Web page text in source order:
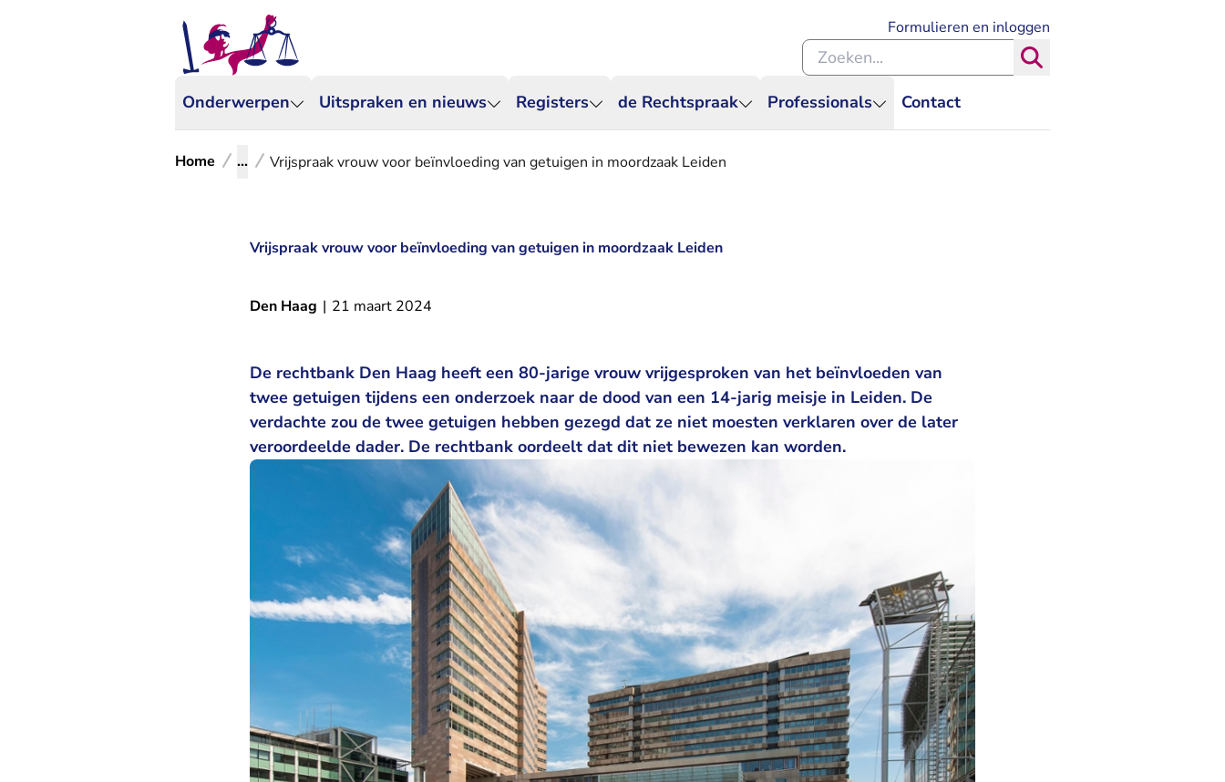
Onderwerpen Uitspraken en nieuws Registers de Rechtspraak Professionals Contact
Formulieren en inloggen
Zoeken binnen de Rechtspraak
Home ... Vrijspraak vrouw voor beïnvloeding van getuigen in moordzaak Leiden
Vrijspraak vrouw voor beïnvloeding van getuigen in moordzaak Leiden
Den Haag | 21 maart 2024
De rechtbank Den Haag heeft een 80-jarige vrouw vrijgesproken van het beïnvloeden van
twee getuigen tijdens een onderzoek naar de dood van een 14-jarig meisje in Leiden. De
verdachte zou de twee getuigen hebben gezegd dat ze niet moesten verklaren over de later
veroordeelde dader. De rechtbank oordeelt dat dit niet bewezen kan worden.